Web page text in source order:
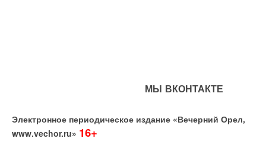
МЫ ВКОНТАКТЕ
Электронное периодическое издание «Вечерний Орел,
www.vechor.ru» 16+